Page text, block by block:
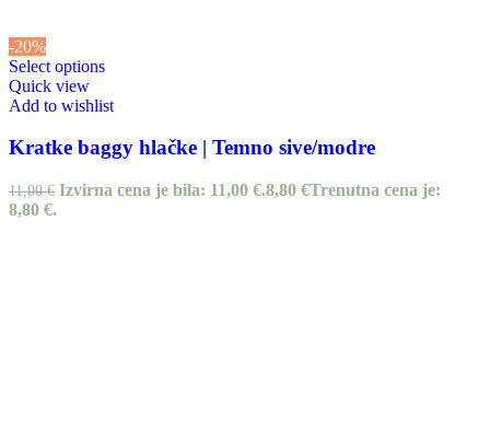
-20%
Select options
Quick view
Add to wishlist
Kratke baggy hlačke | Temno sive/modre
11,00€ Izvirna cena je bila: 11,00 €.8,80 €Trenutna cena je:
8,80 €.